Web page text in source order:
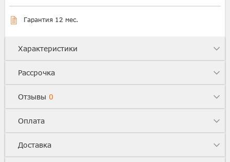
Гарантия 12 мес.
Характеристики
Рассрочка
Отзывы 0
Оплата
Доставка